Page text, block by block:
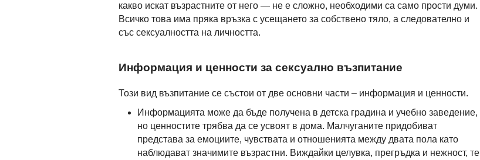
какво искат възрастните от него — не е сложно, необходими са само прости думи.
Всичко това има пряка връзка с усещането за собствено тяло, а следователно и
със сексуалността на личността.
Информация и ценности за сексуално възпитание
Този вид възпитание се състои от две основни части – информация и ценности.
Информацията може да бъде получена в детска градина и учебно заведение,
но ценностите трябва да се усвоят в дома. Малчуганите придобиват
представа за емоциите, чувствата и отношенията между двата пола като
наблюдават значимите възрастни. Виждайки целувка, прегръдка и нежност, те